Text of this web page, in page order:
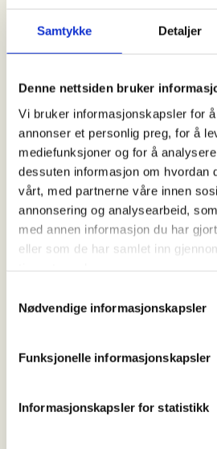
Samtykke Detaljer
Denne nettsiden bruker
Vi bruker informasjonskapsler for
annonser et personlig preg, for å
mediefunksjoner og for å
dessuten informasjon om hvordan
vårt, med partnerne våre innen
annonsering og analysearbeid,
med annen informasjon du har
eller som de har samlet inn
Nødvendige informasjonskapsler
Funksjonelle informasjonskapsler
Informasjonskapsler for statistikk
Forsøpling og hundebæsj i
som oftest ødelegger
folk.
1 av 3 møtte
Og hele åtte prosent ble
avvist på tur i strandsonen,